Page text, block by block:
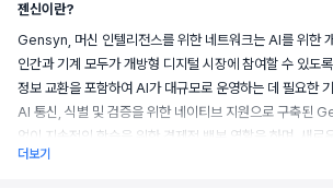
젠신이란?
Gensyn, 머신 인텔리전스를 위한 네트워크는 AI를 위한
인간과 기계 모두가 개방형 디지털 시장에 참여할 수 있도
정보 교환을 포함하여 AI가 대규모로 운영하는 데 필요한
AI 통신, 식별 및 검증을 위한 네이티브 지원으로 구축된
없이 지속적인 학습을 위한 경제적 백본 역할을 하며, 새로
플리케이션을 지원합니다.
더보기